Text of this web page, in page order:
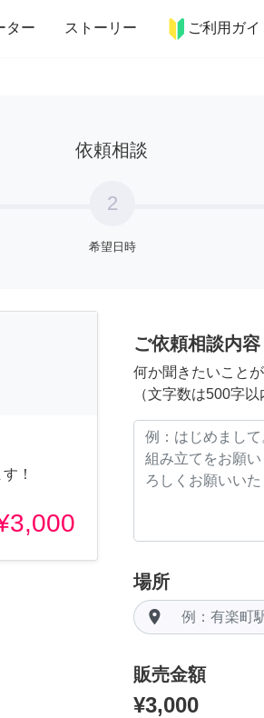
ター ストーリー ご利用ガイ
趣味・習い事 ペット 料理
依頼相談
2
希望日時
！
ご依頼相談内容
何か聞きたいこと
（文字数は500字以
場所
room
販売金額
¥3,000